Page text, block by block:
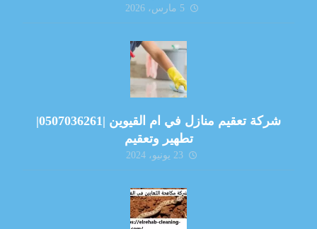
5 مارس، 2026
شركة تعقيم منازل في ام القيوين |0507036261|
تطهير وتعقيم
23 يونيو، 2024